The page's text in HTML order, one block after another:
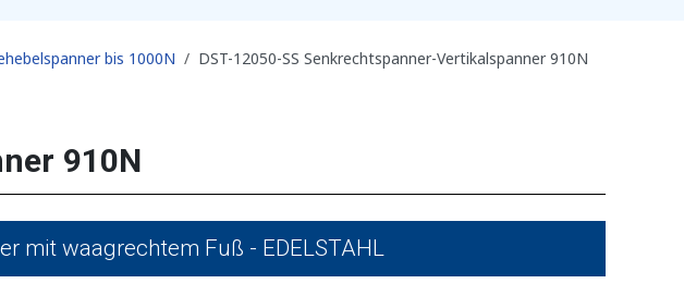
bis 1000N DST-12050-SS Senkrechtspanner-Vertikalspanner 910N
910N
mit waagrechtem Fuß - EDELSTAHL